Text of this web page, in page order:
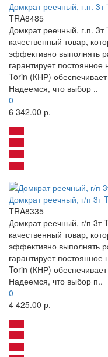
Домкрат реечный, г.п. 3т
TRA8485
Домкрат реечный, г.п.
качественный товар,
эффективно выполнять
гарантирует
Torin (КНР)
Надеемся, что выбор ..
0
6 342.00 р.
Домкрат реечный, г/п 3т
TRA8335
Домкрат реечный, г/п 3т
качественный товар,
эффективно выполнять
гарантирует
Torin (КНР)
Надеемся, что выбор п..
0
4 425.00 р.